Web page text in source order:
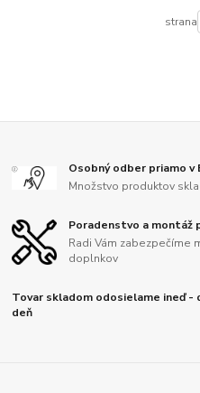
strana
Osobný odber priamo v
Množstvo produktov
Poradenstvo a montáž
Radi Vám zabezpečíme
doplnkov
Tovar skladom odosielame ineď -
deň